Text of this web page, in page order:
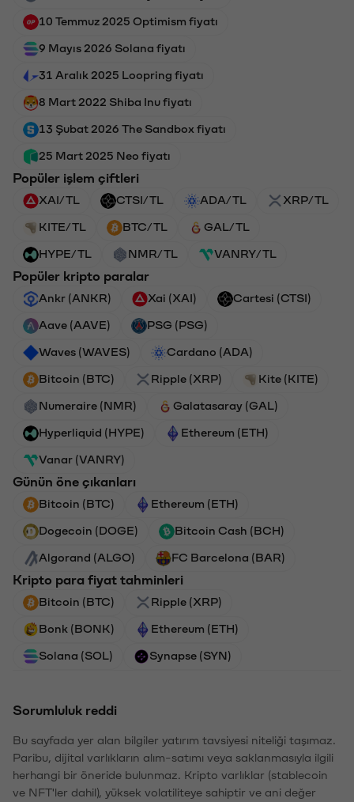
10 Temmuz 2025 Optimism fiyatı
9 Mayıs 2026 Solana fiyatı
31 Aralık 2025 Loopring fiyatı
8 Mart 2022 Shiba Inu fiyatı
13 Şubat 2026 The Sandbox fiyatı
25 Mart 2025 Neo fiyatı
Popüler işlem çiftleri
XAI/TL CTSI/TL ADA/TL XRP/TL
KITE/TL BTC/TL GAL/TL
HYPE/TL NMR/TL VANRY/TL
Popüler kripto paralar
Ankr (ANKR) Xai (XAI) Cartesi (CTSI)
Aave (AAVE) PSG (PSG)
Waves (WAVES) Cardano (ADA)
Bitcoin (BTC) Ripple (XRP) Kite (KITE)
Numeraire (NMR) Galatasaray (GAL)
Hyperliquid (HYPE) Ethereum (ETH)
Vanar (VANRY)
Günün öne çıkanları
Bitcoin (BTC) Ethereum (ETH)
Dogecoin (DOGE) Bitcoin Cash (BCH)
Algorand (ALGO) FC Barcelona (BAR)
Kripto para fiyat tahminleri
Bitcoin (BTC) Ripple (XRP)
Bonk (BONK) Ethereum (ETH)
Solana (SOL) Synapse (SYN)
Sorumluluk reddi
Bu sayfada yer alan bilgiler yatırım tavsiyesi niteliği taşımaz.
Paribu, dijital varlıkların alım-satımı veya saklanmasıyla ilgili
herhangi bir öneride bulunmaz. Kripto varlıklar (stablecoin
ve NFT'ler dahil), yüksek volatiliteye sahiptir ve ani değer